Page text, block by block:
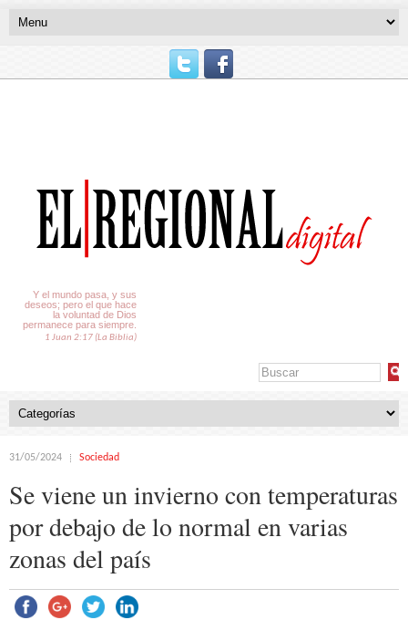
Y el mundo pasa, y sus
deseos; pero el que hace
la voluntad de Dios
permanece para siempre.
1 Juan 2:17 (La Biblia)
31/05/2024 Sociedad
Se viene un invierno con temperaturas
por debajo de lo normal en varias
zonas del país